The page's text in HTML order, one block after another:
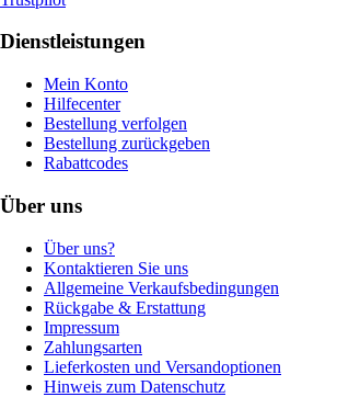
Dienstleistungen
Mein Konto
Hilfecenter
Bestellung verfolgen
Bestellung zurückgeben
Rabattcodes
Über uns
Über uns?
Kontaktieren Sie uns
Allgemeine Verkaufsbedingungen
Rückgabe & Erstattung
Impressum
Zahlungsarten
Lieferkosten und Versandoptionen
Hinweis zum Datenschutz